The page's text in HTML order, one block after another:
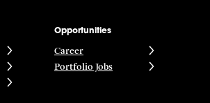
Opportunities
Career
Portfolio Jobs